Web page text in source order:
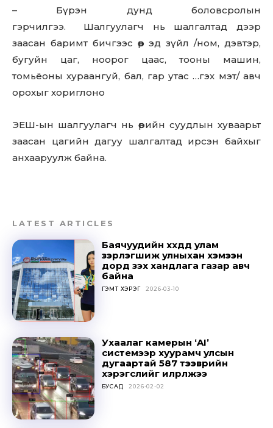
Don't miss
out!
– Бүрэн дунд боловсролын
гэрчилгээ. Шалгуулагч нь шалгалтад дээр
заасан баримт бичгээс өөр эд зүйл /ном, дэвтэр,
бугуйн цаг, ноорог цаас, тооны машин,
томьёоны хураангуй, бал, гар утас …гэх мэт/ авч
орохыг хориглоно
ЭЕШ-ын шалгуулагч нь өөрийн суудлын хуваарьт
заасан цагийн дагуу шалгалтад ирсэн байхыг
анхааруулж байна.
LATEST ARTICLES
Баячуудийн хүүхдүүд улам
зэрлэгшиж улныхан хэмээн
дорд үзэх хандлага газар авч
байна
ГЭМТ ХЭРЭГ 2026-03-10
Ухаалаг камерын ‘AI’
системээр хуурамч улсын
дугаартай 587 тээврийн
хэрэгслийг илрүүлжээ
БУСАД 2026-02-02